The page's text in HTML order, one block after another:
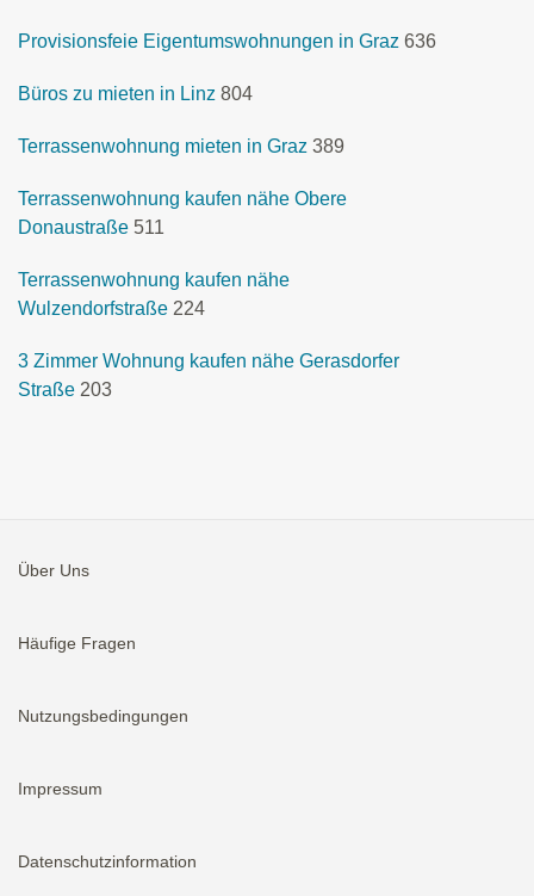
Provisionsfeie Eigentumswohnungen in Graz 636
Büros zu mieten in Linz 804
Terrassenwohnung mieten in Graz 389
Terrassenwohnung kaufen nähe Obere
Donaustraße 511
Terrassenwohnung kaufen nähe
Wulzendorfstraße 224
3 Zimmer Wohnung kaufen nähe Gerasdorfer
Straße 203
Über Uns
Häufige Fragen
Nutzungsbedingungen
Impressum
Datenschutzinformation